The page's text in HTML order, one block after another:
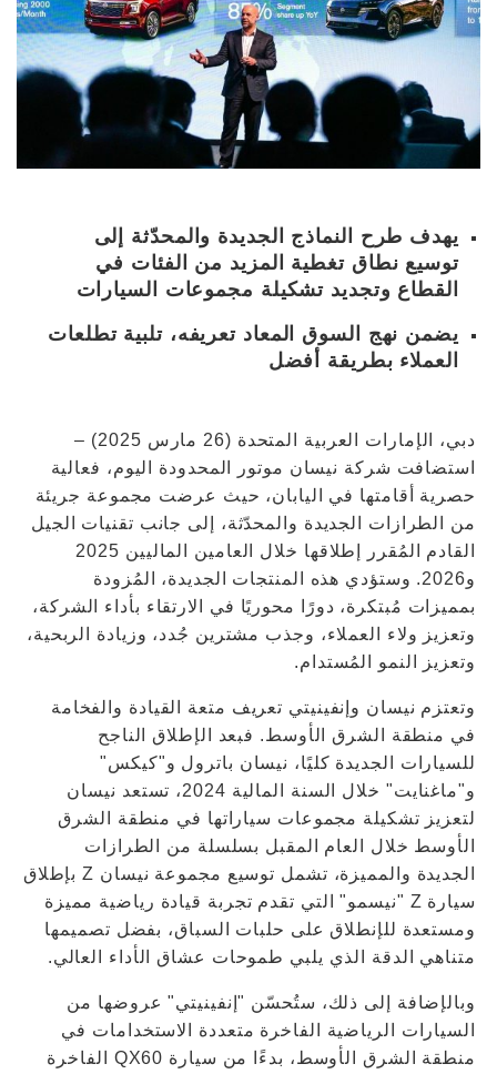
يهدف طرح النماذج الجديدة والمحدّثة إلى
توسيع نطاق تغطية المزيد من الفئات في
القطاع وتجديد تشكيلة مجموعات السيارات
يضمن نهج السوق المعاد تعريفه، تلبية تطلعات
العملاء بطريقة أفضل
دبي، الإمارات العربية المتحدة (26 مارس 2025) –
استضافت شركة نيسان موتور المحدودة اليوم، فعالية
حصرية أقامتها في اليابان، حيث عرضت مجموعة جريئة
من الطرازات الجديدة والمحدّثة، إلى جانب تقنيات الجيل
القادم المُقرر إطلاقها خلال العامين الماليين 2025
و2026. وستؤدي هذه المنتجات الجديدة، المُزودة
بمميزات مُبتكرة، دورًا محوريًا في الارتقاء بأداء الشركة،
وتعزيز ولاء العملاء، وجذب مشترين جُدد، وزيادة الربحية،
وتعزيز النمو المُستدام.
وتعتزم نيسان وإنفينيتي تعريف متعة القيادة والفخامة
في منطقة الشرق الأوسط. فبعد الإطلاق الناجح
للسيارات الجديدة كليًا، نيسان باترول و"كيكس"
و"ماغنايت" خلال السنة المالية 2024، تستعد نيسان
لتعزيز تشكيلة مجموعات سياراتها في منطقة الشرق
الأوسط خلال العام المقبل بسلسلة من الطرازات
الجديدة والمميزة، تشمل توسيع مجموعة نيسان Z بإطلاق
سيارة Z "نيسمو" التي تقدم تجربة قيادة رياضية مميزة
ومستعدة للإنطلاق على حلبات السباق، بفضل تصميمها
متناهي الدقة الذي يلبي طموحات عشاق الأداء العالي.
وبالإضافة إلى ذلك، ستُحسّن "إنفينيتي" عروضها من
السيارات الرياضية الفاخرة متعددة الاستخدامات في
منطقة الشرق الأوسط، بدءًا من سيارة QX60 الفاخرة